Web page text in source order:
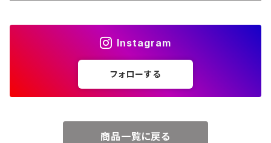
Instagram
フォローする
商品一覧に戻る